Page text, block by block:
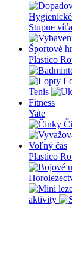
Stupne
Športové
Plastico
Tenis
Fitness
Yate
Voľný čas
Plastico
aktivity